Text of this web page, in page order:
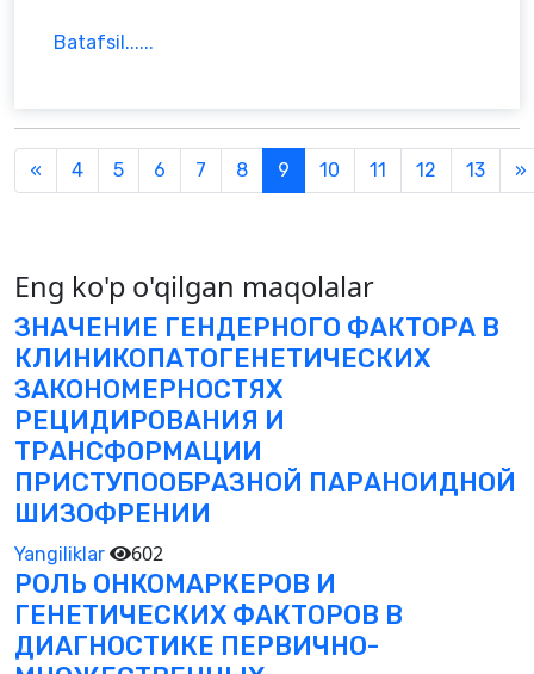
Batafsil......
« Previous
4 5 6 7 8 9 10 11 12 13 »
Eng ko'p o'qilgan maqolalar
ЗНАЧЕНИЕ ГЕНДЕРНОГО ФАКТОРА В
КЛИНИКОПАТОГЕНЕТИЧЕСКИХ
ЗАКОНОМЕРНОСТЯХ
РЕЦИДИРОВАНИЯ И
ТРАНСФОРМАЦИИ
ПРИСТУПООБРАЗНОЙ ПАРАНОИДНОЙ
ШИЗОФРЕНИИ
Yangiliklar 602
РОЛЬ ОНКОМАРКЕРОВ И
ГЕНЕТИЧЕСКИХ ФАКТОРОВ В
ДИАГНОСТИКЕ ПЕРВИЧНО-